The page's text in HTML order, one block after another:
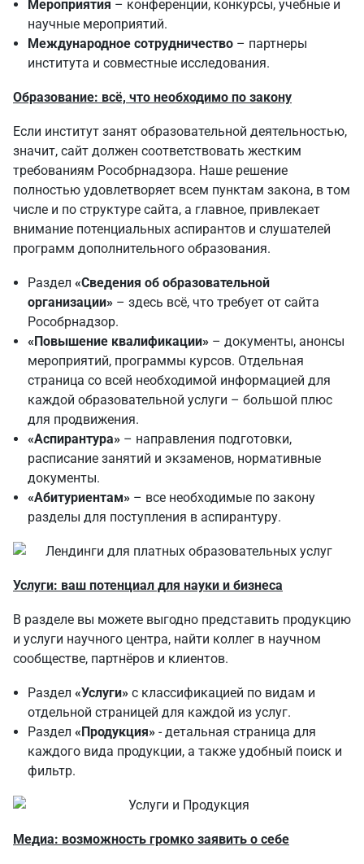
Мероприятия – конференции, конкурсы, учебные и
научные мероприятий.
Международное сотрудничество – партнеры
института и совместные исследования.
Образование: всё, что необходимо по закону
Если институт занят образовательной деятельностью,
значит, сайт должен соответствовать жестким
требованиям Рособрнадзора. Наше решение
полностью удовлетворяет всем пунктам закона, в том
числе и по структуре сайта, а главное, привлекает
внимание потенциальных аспирантов и слушателей
программ дополнительного образования.
Раздел «Сведения об образовательной
организации» – здесь всё, что требует от сайта
Рособрнадзор.
«Повышение квалификации» – документы, анонсы
мероприятий, программы курсов. Отдельная
страница со всей необходимой информацией для
каждой образовательной услуги – большой плюс
для продвижения.
«Аспирантура» – направления подготовки,
расписание занятий и экзаменов, нормативные
документы.
«Абитуриентам» – все необходимые по закону
разделы для поступления в аспирантуру.
Услуги: ваш потенциал для науки и бизнеса
В разделе вы можете выгодно представить продукцию
и услуги научного центра, найти коллег в научном
сообществе, партнёров и клиентов.
Раздел «Услуги» с классификацией по видам и
отдельной страницей для каждой из услуг.
Раздел «Продукция» - детальная страница для
каждого вида продукции, а также удобный поиск и
фильтр.
Медиа: возможность громко заявить о себе